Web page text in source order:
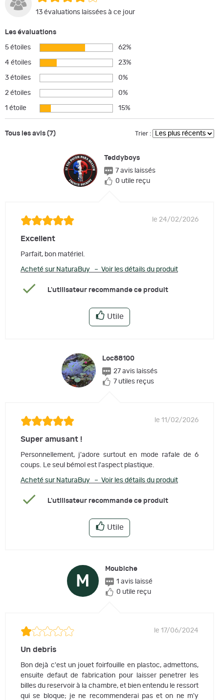
13 évaluations laissées à ce jour
Les évaluations
5 étoiles 62%
4 étoiles 23%
3 étoiles 0%
2 étoiles 0%
1 étoile 15%
Tous les avis (7) Trier :
Teddyboys
7 avis laissés
0 utile reçu
le 24/02/2026
Excellent
Parfait, bon matériel.
Acheté sur NaturaBuy – Voir les détails du produit
L'utilisateur recommande ce produit
Utile
Loc88100
27 avis laissés
7 utiles reçus
le 11/02/2026
Super amusant !
Personnellement, j'adore surtout en mode rafale de 6
coups. Le seul bémol est l'aspect plastique.
Acheté sur NaturaBuy – Voir les détails du produit
L'utilisateur recommande ce produit
Utile
M
Moubiche
1 avis laissé
0 utile reçu
le 17/06/2024
Un debris
Bon dejà c'est un jouet foirfouille en plastoc, admettons,
ensuite defaut de fabrication pour laisser penetrer les
billes du reservoir à la chambre, et bien entendu le ressort
qui se bloque; je ne recommenderai pas et on ne m'y